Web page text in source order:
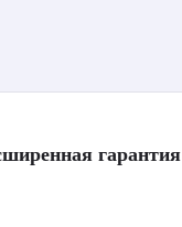
гарантия